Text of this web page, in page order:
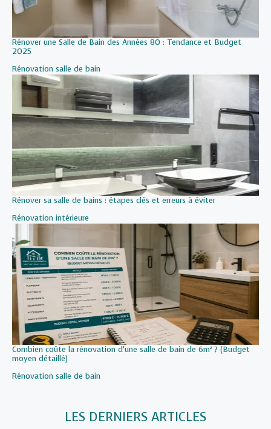
Rénover une Salle de Bain des Années 80 : Tendance et Budget
2025
Par rapport à
Rénovation salle de bain
Rénover sa salle de bains : étapes clés et erreurs à éviter
Par rapport à
Rénovation intérieure
Combien coûte la rénovation d’une salle de bain de 6m² ? (Budget
moyen détaillé)
Par rapport à
Rénovation salle de bain
LES DERNIERS ARTICLES